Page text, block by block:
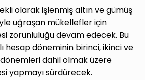
olarak işlenmiş altın ve gümüş
uğraşan mükellefler için
zorunluluğu devam edecek. Bu
hesap döneminin birinci, ikinci ve
dahil olmak üzere
yapmayı sürdürecek.